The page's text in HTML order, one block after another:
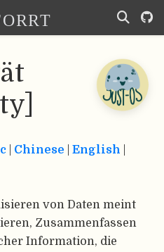
Chinese English
von Daten meint
Zusammenfassen
Information, die